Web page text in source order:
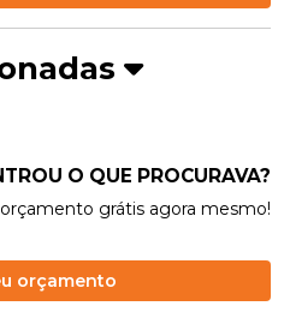
O QUE PROCURAVA?
grátis agora mesmo!
orçamento